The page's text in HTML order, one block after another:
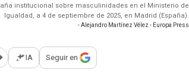
institucional sobre masculinidades en el Ministerio de
Igualdad, a 4 de septiembre de 2025, en Madrid (España).
- Alejandro Martínez Vélez - Europa Press
opciones para compartir
IA Seguir en